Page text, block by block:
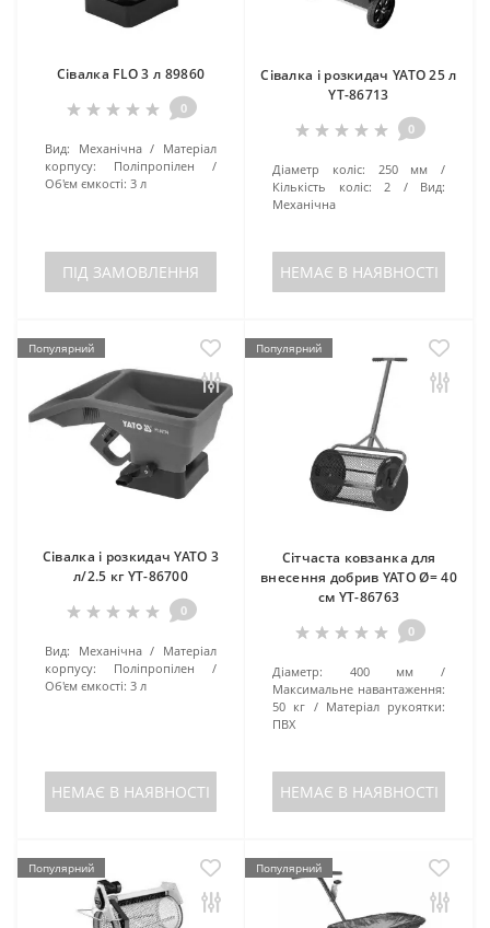
Сівалка FLO 3 л 89860
0
Вид: Механічна
Матеріал
корпусу:
Поліпропілен
Об'єм ємкості: 3 л
ПІД ЗАМОВЛЕННЯ
Сівалка і розкидач YATO 25 л
YT-86713
0
Діаметр коліс:
250 мм
Кількість коліс:
2
Вид:
Механічна
НЕМАЄ В НАЯВНОСТІ
Популярний
Сівалка і розкидач YATO 3
л/2.5 кг YT-86700
0
Вид: Механічна
Матеріал
корпусу:
Поліпропілен
Об'єм ємкості: 3 л
НЕМАЄ В НАЯВНОСТІ
Популярний
Сітчаста ковзанка для
внесення добрив YATO Ø= 40
см YT-86763
0
Діаметр:
400 мм
Максимальне навантаження:
50 кг
Матеріал рукоятки:
ПВХ
НЕМАЄ В НАЯВНОСТІ
Популярний Популярний